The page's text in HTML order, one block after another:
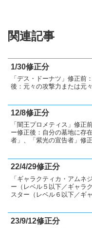
関連記事
1/30修正分
「デス・ドーナツ」修正前
後：元々の攻撃力または元
12/8修正分
「闇王プロメティス」修正
ー修正後：自分の墓地に存
者」、「紫光の宣告者」修
22/4/29修正分
「ギャラクティカ・アムネ
ー（レベル５以下／ギャラ
スター（レベル６以下／ギ
23/9/12修正分